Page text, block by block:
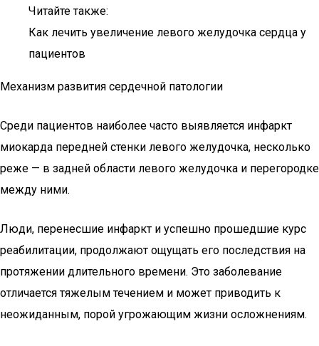
Читайте также:
Как лечить увеличение левого желудочка сердца у
пациентов
Механизм развития сердечной патологии
Среди пациентов наиболее часто выявляется инфаркт
миокарда передней стенки левого желудочка, несколько
реже — в задней области левого желудочка и перегородке
между ними.
Люди, перенесшие инфаркт и успешно прошедшие курс
реабилитации, продолжают ощущать его последствия на
протяжении длительного времени. Это заболевание
отличается тяжелым течением и может приводить к
неожиданным, порой угрожающим жизни осложнениям.